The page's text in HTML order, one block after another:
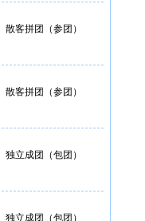
散客拼团（参团）
散客拼团（参团）
独立成团（包团）
独立成团（包团）